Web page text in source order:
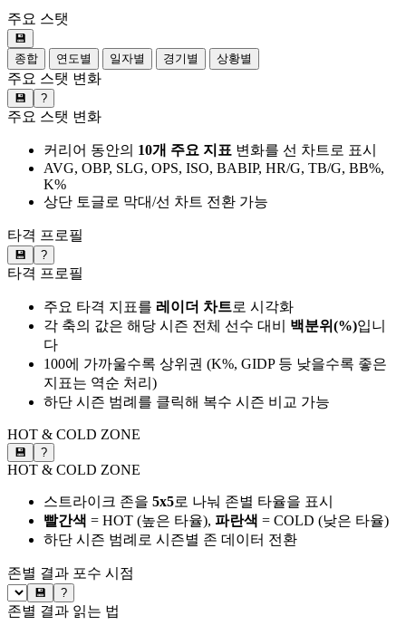
주요 스탯
💾
종합
연도별 일자별 경기별 상황별
주요 스탯 변화
💾 ?
주요 스탯 변화
커리어 동안의 10개 주요 지표 변화를 선 차트로 표시
AVG, OBP, SLG, OPS, ISO, BABIP, HR/G, TB/G, BB%,
K%
상단 토글로 막대/선 차트 전환 가능
타격 프로필
💾 ?
타격 프로필
주요 타격 지표를 레이더 차트로 시각화
각 축의 값은 해당 시즌 전체 선수 대비 백분위(%)입니
다
100에 가까울수록 상위권 (K%, GIDP 등 낮을수록 좋은
지표는 역순 처리)
하단 시즌 범례를 클릭해 복수 시즌 비교 가능
HOT & COLD ZONE
💾 ?
HOT & COLD ZONE
스트라이크 존을 5x5로 나눠 존별 타율을 표시
빨간색 = HOT (높은 타율), 파란색 = COLD (낮은 타율)
하단 시즌 범례로 시즌별 존 데이터 전환
존별 결과 포수 시점
💾 ?
존별 결과 읽는 법